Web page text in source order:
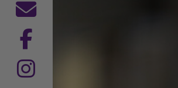
Kontaktformular